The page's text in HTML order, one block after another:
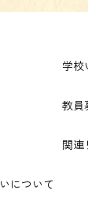
について
学校
教員
関連